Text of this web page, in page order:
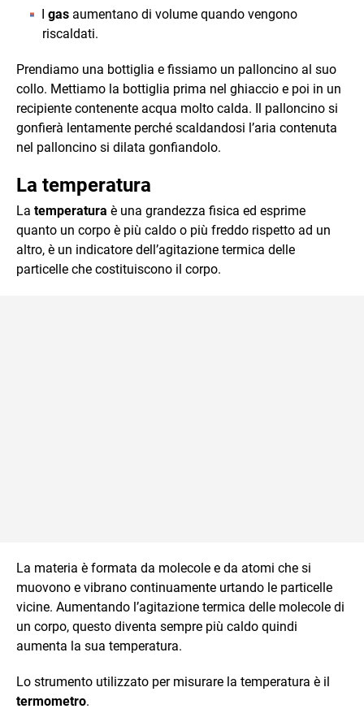
I gas aumentano di volume quando vengono
riscaldati.
Prendiamo una bottiglia e fissiamo un palloncino al suo
collo. Mettiamo la bottiglia prima nel ghiaccio e poi in un
recipiente contenente acqua molto calda. Il palloncino si
gonfierà lentamente perché scaldandosi l’aria contenuta
nel palloncino si dilata gonfiandolo.
La temperatura
La temperatura è una grandezza fisica ed esprime
quanto un corpo è più caldo o più freddo rispetto ad un
altro, è un indicatore dell’agitazione termica delle
particelle che costituiscono il corpo.
La materia è formata da molecole e da atomi che si
muovono e vibrano continuamente urtando le particelle
vicine. Aumentando l’agitazione termica delle molecole di
un corpo, questo diventa sempre più caldo quindi
aumenta la sua temperatura.
Lo strumento utilizzato per misurare la temperatura è il
termometro.